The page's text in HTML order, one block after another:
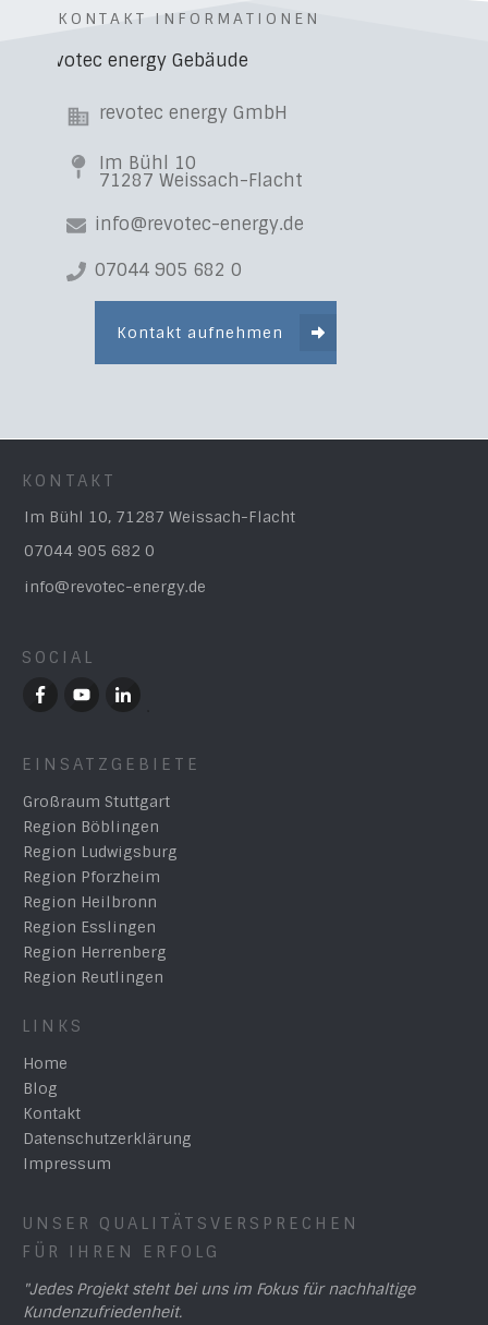
KONTAKT INFORMATIONEN
revotec energy GmbH
Im Bühl 10
71287 Weissach-Flacht
info@revotec-energy.de
07044 905 682 0
Kontakt aufnehmen
KONTAKT
Im Bühl 10, 71287 Weissach-Flacht
07044 905 682 0
info@revotec-energy.de
SOCIAL
EINSATZGEBIETE
Großraum Stuttgart
Region Böblingen
Region Ludwigsburg
Region Pforzheim
Region Heilbronn
Region Esslingen
Region Herrenberg
Region Reutlingen
LINKS
Home
Blog
Kontakt
Datenschutzerklärung
Impressum
UNSER QUALITÄTSVERSPRECHEN
FÜR IHREN ERFOLG
"Jedes Projekt steht bei uns im Fokus für nachhaltige
Kundenzufriedenheit.